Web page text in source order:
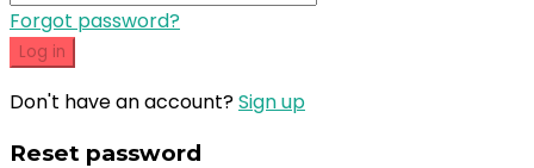
Forgot password?
Log in
Don't have an account?Sign up
Reset password